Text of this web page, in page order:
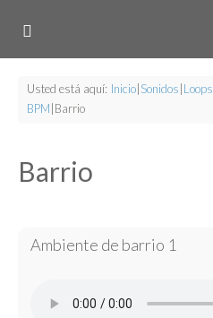
Usted está aquí: Inicio Sonidos Loops
BPM Barrio
Barrio
Ambiente de barrio 1